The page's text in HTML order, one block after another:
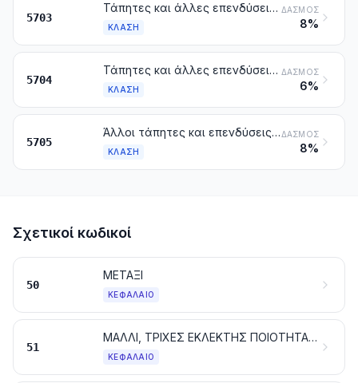
5703
Τάπητες και άλλες επενδύσεις δαπέδου από υφαντικές ύλες (περιλαμβανομένου του χλοοτάπητα), φουντωτά, έστω και έτοιμα
ΚΛΆΣΗ
ΔΑΣΜΌΣ
8%
5704
Τάπητες και άλλες επενδύσεις δαπέδου από πίλημα, όχι φουντωτά ούτε φλοκωτά, έστω και έτοιμα
ΚΛΆΣΗ
ΔΑΣΜΌΣ
6%
5705
Άλλοι τάπητες και επενδύσεις δαπέδου από υφαντικές ύλες, έστω και έτοιμα
ΚΛΆΣΗ
ΔΑΣΜΌΣ
8%
Σχετικοί κωδικοί
50
ΜΕΤΑΞΙ
ΚΕΦΆΛΑΙΟ
51
ΜΑΛΛΙ, ΤΡΙΧΕΣ ΕΚΛΕΚΤΗΣ ΠΟΙΟΤΗΤΑΣ Ή ΧΟΝΤΡΟΕΙΔΕΙΣ. ΝΗΜΑΤΑ ΚΑΙ ΥΦΑΣΜΑΤΑ ΑΠΟ ΧΟΝΤΡΟΤΡΙΧΕΣ
ΚΕΦΆΛΑΙΟ